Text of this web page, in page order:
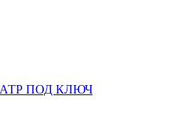
ПОД КЛЮЧ